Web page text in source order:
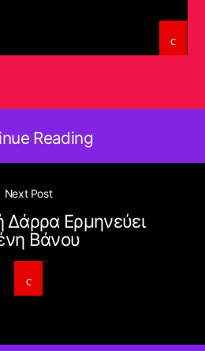
Reading
Next Post
Δάρρα Ερμηνεύει
Βάνου